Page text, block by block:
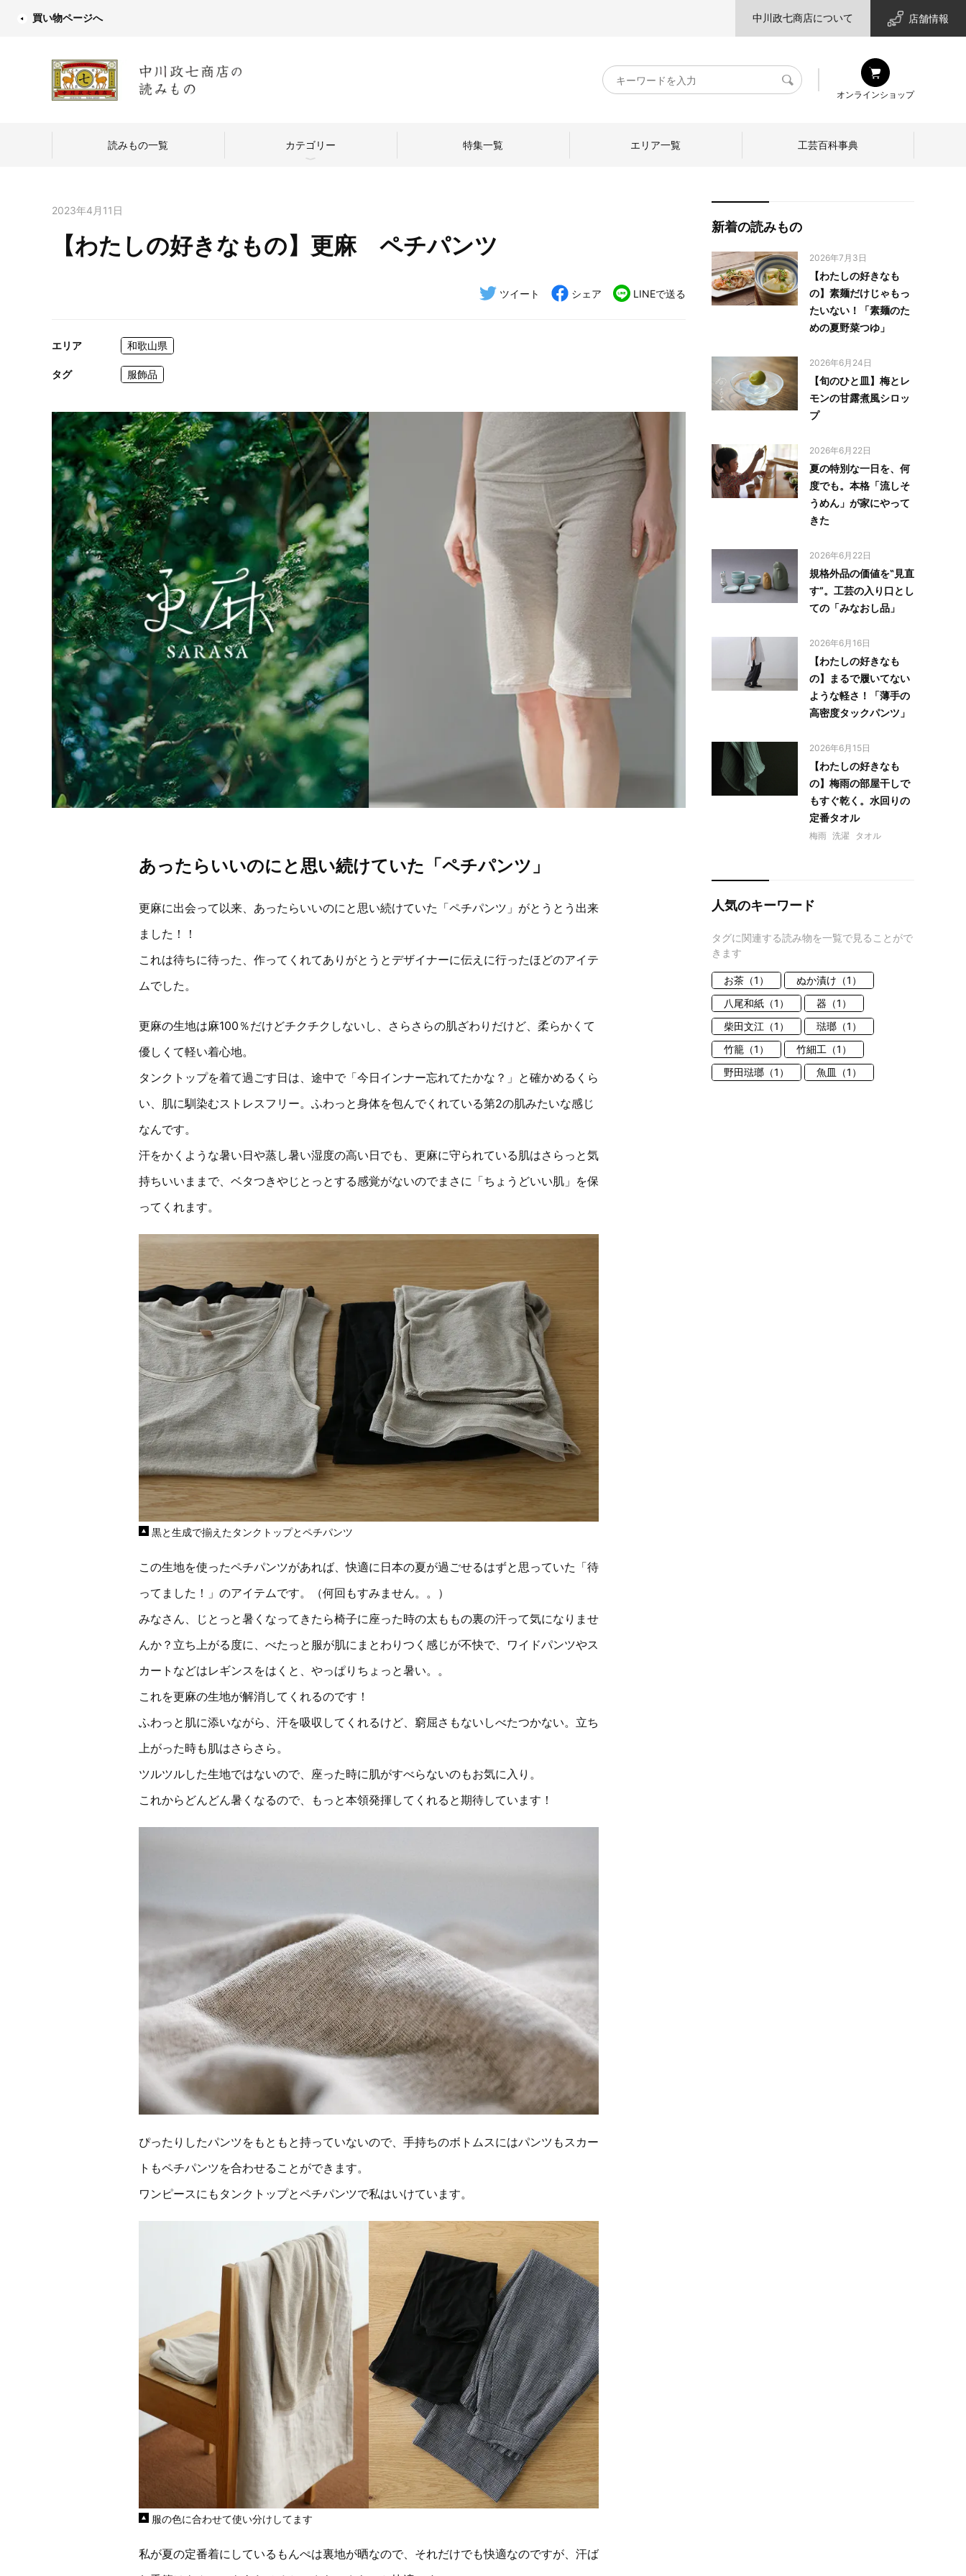
買い物ページへ 中川政七商店について 店舗情報
キ
ー
検
オンラインショップ
読みもの一覧 カテゴリー
中川政七商店のものづくり 日本の暮らし
特集一覧 エリア一覧 工芸百科事典
2023年4月11日
【わたしの好きなもの】更麻 ペチパンツ
ツイート シェア LINEで送る
エリア 和歌山県
タグ 服飾品
あったらいいのにと思い続けていた「ペチパンツ」
更麻に出会って以来、あったらいいのにと思い続けていた「ペチパンツ」がとうとう出来
ました！！
これは待ちに待った、作ってくれてありがとうとデザイナーに伝えに行ったほどのアイテ
ムでした。
更麻の生地は麻100％だけどチクチクしないし、さらさらの肌ざわりだけど、柔らかくて
優しくて軽い着心地。
タンクトップを着て過ごす日は、途中で「今日インナー忘れてたかな？」と確かめるくら
い、肌に馴染むストレスフリー。ふわっと身体を包んでくれている第2の肌みたいな感じ
なんです。
汗をかくような暑い日や蒸し暑い湿度の高い日でも、更麻に守られている肌はさらっと気
持ちいいままで、ベタつきやじとっとする感覚がないのでまさに「ちょうどいい肌」を保
ってくれます。
黒と生成で揃えたタンクトップとペチパンツ
この生地を使ったペチパンツがあれば、快適に日本の夏が過ごせるはずと思っていた「待
ってました！」のアイテムです。（何回もすみません。。）
みなさん、じとっと暑くなってきたら椅子に座った時の太ももの裏の汗って気になりませ
んか？立ち上がる度に、べたっと服が肌にまとわりつく感じが不快で、ワイドパンツやス
カートなどはレギンスをはくと、やっぱりちょっと暑い。。
これを更麻の生地が解消してくれるのです！
ふわっと肌に添いながら、汗を吸収してくれるけど、窮屈さもないしべたつかない。立ち
上がった時も肌はさらさら。
ツルツルした生地ではないので、座った時に肌がすべらないのもお気に入り。
これからどんどん暑くなるので、もっと本領発揮してくれると期待しています！
ぴったりしたパンツをもともと持っていないので、手持ちのボトムスにはパンツもスカー
トもペチパンツを合わせることができます。
ワンピースにもタンクトップとペチパンツで私はいけています。
服の色に合わせて使い分けしてます
私が夏の定番着にしているもんぺは裏地が晒なので、それだけでも快適なのですが、汗ば
新着の読みもの
2026年7月3日
【わたしの好きなも
の】素麺だけじゃもっ
たいない！「素麺のた
めの夏野菜つゆ」
2026年6月24日
【旬のひと皿】梅とレ
モンの甘露煮風シロッ
プ
2026年6月22日
夏の特別な一日を、何
度でも。本格「流しそ
うめん」が家にやって
きた
2026年6月22日
規格外品の価値を‟見直
す”。工芸の入り口とし
ての「みなおし品」
2026年6月16日
【わたしの好きなも
の】まるで履いてない
ような軽さ！「薄手の
高密度タックパンツ」
2026年6月15日
【わたしの好きなも
の】梅雨の部屋干しで
もすぐ乾く。水回りの
定番タオル
梅雨 洗濯 タオル
人気のキーワード
タグに関連する読み物を一覧で見ることがで
きます
お茶（1）
ぬか漬け（1）
八尾和紙（1）
器（1）
柴田文江（1）
琺瑯（1）
竹籠（1）
竹細工（1）
野田琺瑯（1）
魚皿（1）